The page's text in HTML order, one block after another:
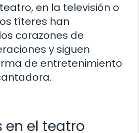
en la televisión o
títeres han
corazones de
y siguen
de entretenimiento
en el teatro